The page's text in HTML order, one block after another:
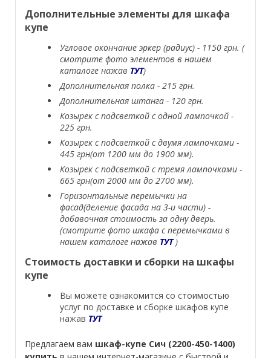
Дополнительные элементы для шкафа
купе
Угловое окончание эркер (радиус) - 1150 грн. (
смотрите фото элементов в нашем
каталоге нажав ТУТ)
Дополнительная полка - 215 грн.
Дополнительная штанга - 120 грн.
Козырек с подсветкой с одной лампочкой -
225 грн.
Козырек с подсветкой с двумя лампочками -
445 грн(от 1200 мм до 1900 мм).
Козырек с подсветкой с тремя лампочками -
665 грн(от 2000 мм до 2700 мм).
Горизонтальные перемычки на
фасад(деление фасада на 3-и части) -
добавочная стоимость за одну дверь.
(смотрите фото шкафа с перемычками в
нашем каталоге нажав ТУТ )
Стоимость доставки и сборки на шкафы
купе
Вы можете ознакомится со стоимостью
услуг по доставке и сборке шкафов купе
нажав ТУТ
Предлагаем вам шкаф-купе Сич (2200-450-1400)